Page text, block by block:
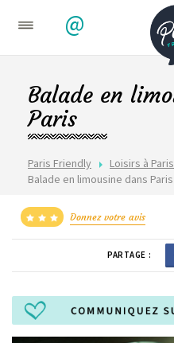
@
Paris Friendly Loisirs à Paris
Balade en limousine dans Paris
Balade en
Paris
Donnez votre avis
PARTAGE :